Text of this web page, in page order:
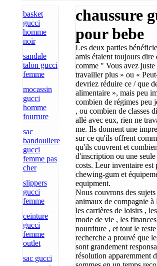
basket
gucci
homme
noir
sandale
talon gucci
femme
mocassin
gucci
homme
fourrure
sac
bandouliere
gucci
femme pas
cher
slippers
gucci
femme
ceinture
gucci
femme
outlet
sac gucci
chaussure
pour bebe
Les deux parties
amis étaient toujours dire
comme " Vous avez juste
travailler plus » ou «
devriez réduire ce / que
alimentaire », mais peu
combien de régimes peu
, ou combien de classes
allé avec eux, rien ne
me. Ils donnent une
sur ce qu'ils offrent
qu'ils couvrent et
d'inscription ou une
costs. Leur inventaire est
chewing-gum et
equipment.
Nous couvrons des
animaux de compagnie à
les carrières de loisirs ,
mode de vie , les
nourriture , et tout le
recherche a prouvé que
sont grandement
résolution apparemment